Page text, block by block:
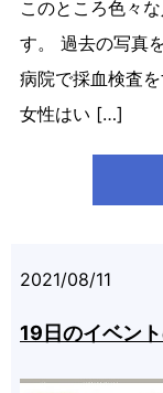
このところ色々
す。 過去の写真
病院で採血検査
女性はい […]
2021/08/11
19日のイベン